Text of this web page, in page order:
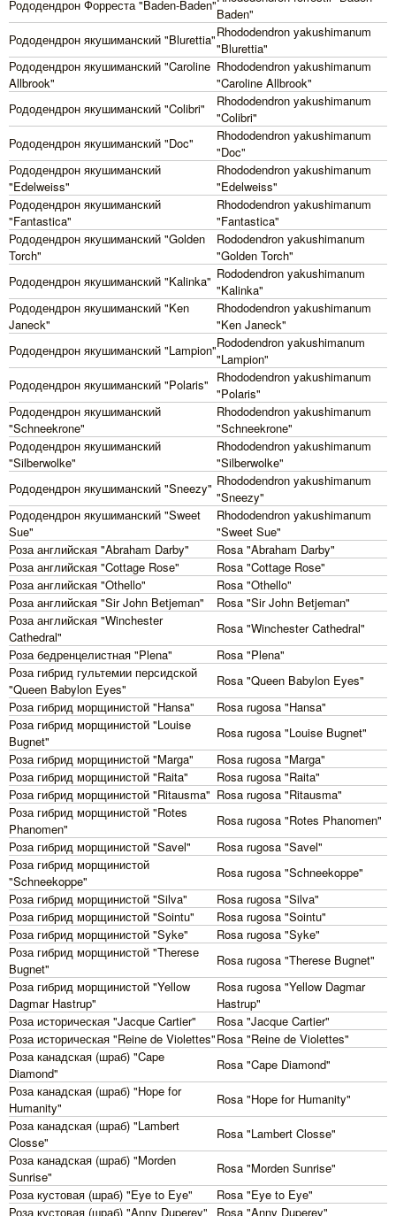
Рододендрон Форреста "Baden-Baden"
Baden"
Рододендрон якушиманский "Blurettia"Rhododendron yakushimanum
"Blurettia"
Рододендрон якушиманский "Caroline
Allbrook"
Rhododendron yakushimanum
"Caroline Allbrook"
Рододендрон якушиманский "Colibri"
Rhododendron yakushimanum
"Colibri"
Рододендрон якушиманский "Doc"
Rhododendron yakushimanum
"Doc"
Рододендрон якушиманский
"Edelweiss"
Rhododendron yakushimanum
"Edelweiss"
Рододендрон якушиманский
"Fantastica"
Rhododendron yakushimanum
"Fantastica"
Рододендрон якушиманский "Golden
Torch"
Rododendron yakushimanum
"Golden Torch"
Рододендрон якушиманский "Kalinka" Rododendron yakushimanum
"Kalinka"
Рододендрон якушиманский "Ken
Janeck"
Rhododendron yakushimanum
"Ken Janeck"
Рододендрон якушиманский "Lampion"Rododendron yakushimanum
"Lampion"
Рододендрон якушиманский "Polaris" Rhododendron yakushimanum
"Polaris"
Рододендрон якушиманский
"Schneekrone"
Rhododendron yakushimanum
"Schneekrone"
Рододендрон якушиманский
"Silberwolke"
Rhododendron yakushimanum
"Silberwolke"
Рододендрон якушиманский "Sneezy" Rhododendron yakushimanum
"Sneezy"
Рододендрон якушиманский "Sweet
Sue"
Rhododendron yakushimanum
"Sweet Sue"
Роза английская "Abraham Darby"
Rosa "Abraham Darby"
Роза английская "Cottage Rose"
Rosa "Cottage Rose"
Роза английская "Othello"
Rosa "Othello"
Роза английская "Sir John Betjeman"
Rosa "Sir John Betjeman"
Роза английская "Winchester
Cathedral"
Rosa "Winchester Cathedral"
Роза бедренцелистная "Plena"
Rosa "Plena"
Роза гибрид гультемии персидской
"Queen Babylon Eyes"
Rosa "Queen Babylon Eyes"
Роза гибрид морщинистой "Hansa"
Rosa rugosa "Hansa"
Роза гибрид морщинистой "Louise
Bugnet"
Rosa rugosa "Louise Bugnet"
Роза гибрид морщинистой "Marga"
Rosa rugosa "Marga"
Роза гибрид морщинистой "Raita"
Rosa rugosa "Raita"
Роза гибрид морщинистой "Ritausma" Rosa rugosa "Ritausma"
Роза гибрид морщинистой "Rotes
Phanomen"
Rosa rugosa "Rotes Phanomen"
Роза гибрид морщинистой "Savel"
Rosa rugosa "Savel"
Роза гибрид морщинистой
"Schneekoppe"
Rosa rugosa "Schneekoppe"
Роза гибрид морщинистой "Silva"
Rosa rugosa "Silva"
Роза гибрид морщинистой "Sointu"
Rosa rugosa "Sointu"
Роза гибрид морщинистой "Syke"
Rosa rugosa "Syke"
Роза гибрид морщинистой "Therese
Bugnet"
Rosa rugosa "Therese Bugnet"
Роза гибрид морщинистой "Yellow
Dagmar Hastrup"
Rosa rugosa "Yellow Dagmar
Hastrup"
Роза историческая "Jacque Cartier"
Rosa "Jacque Cartier"
Роза историческая "Reine de Violettes"Rosa "Reine de Violettes"
Роза канадская (шраб) "Cape
Diamond"
Rosa "Cape Diamond"
Роза канадская (шраб) "Hope for
Humanity"
Rosa "Hope for Humanity"
Роза канадская (шраб) "Lambert
Closse"
Rosa "Lambert Closse"
Роза канадская (шраб) "Morden
Sunrise"
Rosa "Morden Sunrise"
Роза кустовая (шраб) "Eye to Eye"
Rosa "Eye to Eye"
Роза кустовая (шраб) "Anny Duperey"
Rosa "Anny Duperey"